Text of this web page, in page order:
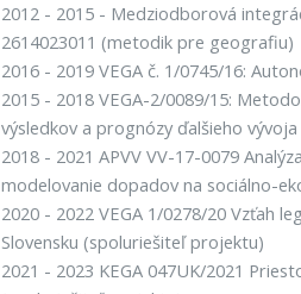
2012 - 2015 - Medziodborová
2614023011 (metodik pre geografiu)
2016 - 2019 VEGA č. 1/0745/16:
2015 - 2018 VEGA-2/0089/15:
výsledkov a prognózy ďalšieho
2018 - 2021 APVV VV-17-0079
modelovanie dopadov na sociálno-
2020 - 2022 VEGA 1/0278/20 Vzťah
Slovensku (spoluriešiteľ projektu)
2021 - 2023 KEGA 047UK/2021